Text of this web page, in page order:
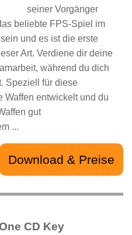
seiner Vorgänger
beliebte FPS-Spiel im
und es ist die erste
Art. Verdiene dir deine
während du dich
Speziell für diese
Waffen entwickelt und du
gut
...
Download & Preise
CD Key